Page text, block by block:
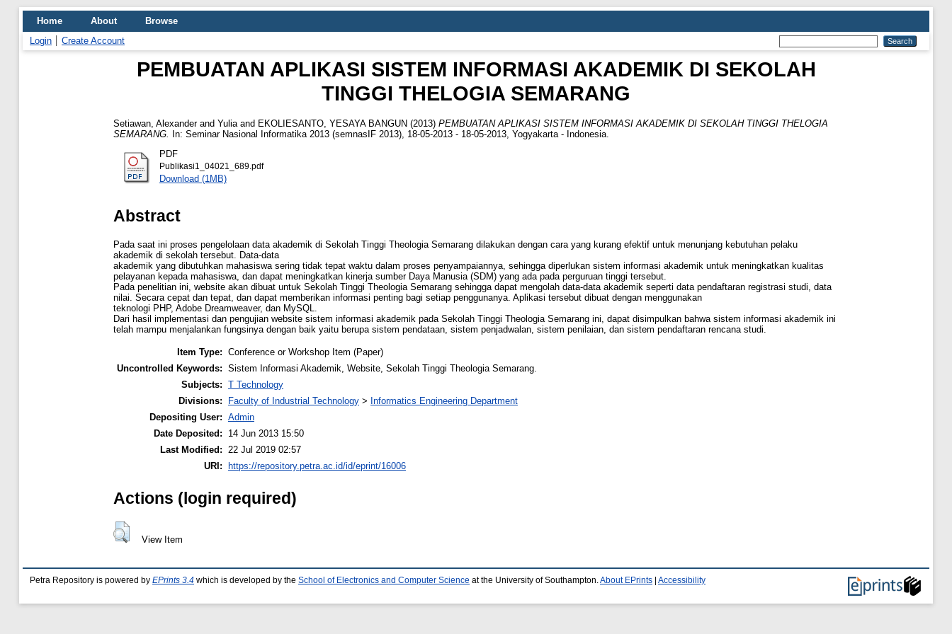
Home About
Browse
Login
Create Account
PEMBUATAN APLIKASI SISTEM INFORMASI AKADEMIK DI SEKOLAH
TINGGI THELOGIA SEMARANG
Setiawan, Alexanderand Yulia and EKOLIESANTO, YESAYA BANGUN (2013) PEMBUATAN APLIKASI SISTEM INFORMASI AKADEMIK DI SEKOLAH TINGGI THELOGIA
SEMARANG.
In: Seminar Nasional Informatika 2013 (semnasIF 2013), 18-05-2013 - 18-05-2013, Yogyakarta - Indonesia.
PDF
Publikasi1_04021_689.pdf
Download (1MB)
Abstract
Pada saat ini proses pengelolaan data akademik di Sekolah Tinggi Theologia Semarang dilakukan dengan cara yang kurang efektif untuk menunjang kebutuhan pelaku
akademik di sekolah tersebut. Data-data
akademik yang dibutuhkan mahasiswa sering tidak tepat waktu dalam proses penyampaiannya, sehingga diperlukan sistem informasi akademik untuk meningkatkan kualitas
pelayanan kepada mahasiswa, dan dapat meningkatkan kinerja sumber Daya Manusia (SDM) yang ada pada perguruan tinggi tersebut.
Pada penelitian ini, website akan dibuat untuk Sekolah Tinggi Theologia Semarang sehingga dapat mengolah data-data akademik seperti data pendaftaran registrasi studi, data
nilai. Secara cepat dan tepat, dan dapat memberikan informasi penting bagi setiap penggunanya. Aplikasi tersebut dibuat dengan menggunakan
teknologi PHP, Adobe Dreamweaver, dan MySQL.
Dari hasil implementasi dan pengujian website sistem informasi akademik pada Sekolah Tinggi Theologia Semarang ini, dapat disimpulkan bahwa sistem informasi akademik ini
telah mampu menjalankan fungsinya dengan baik yaitu berupa sistem pendataan, sistem penjadwalan, sistem penilaian, dan sistem pendaftaran rencana studi.
Item Type: Conference or Workshop Item (Paper)
Uncontrolled Keywords: Sistem Informasi Akademik, Website, Sekolah Tinggi Theologia Semarang.
Subjects: T Technology
Divisions:
Faculty of Industrial Technology > Informatics Engineering Department
Depositing User: Admin
Date Deposited:
14 Jun 2013 15:50
Last Modified: 22 Jul 2019 02:57
URI:
https://repository.petra.ac.id/id/eprint/16006
Actions (login required)
View Item
Petra Repository is powered by EPrints 3.4 which is developed by the School of Electronics and Computer Science at the University of Southampton.About EPrints Accessibility